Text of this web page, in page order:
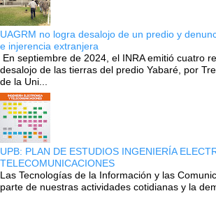
UAGRM no logra desalojo de un predio y
e injerencia extranjera
En septiembre de 2024, el INRA emitió cuatro
desalojo de las tierras del predio Yabaré, por
de la Uni...
UPB: PLAN DE ESTUDIOS INGENIERÍA
TELECOMUNICACIONES
Las Tecnologías de la Información y las
parte de nuestras actividades cotidianas y la